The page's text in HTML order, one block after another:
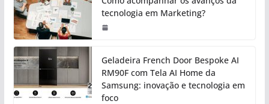
tecnologia em Marketing?
Geladeira French Door Bespoke AI
RM90F com Tela AI Home da
Samsung: inovação e tecnologia em
foco